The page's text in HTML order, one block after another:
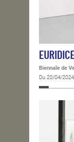
Biennale de
Du 20/04/